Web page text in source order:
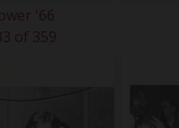
'66
of 359